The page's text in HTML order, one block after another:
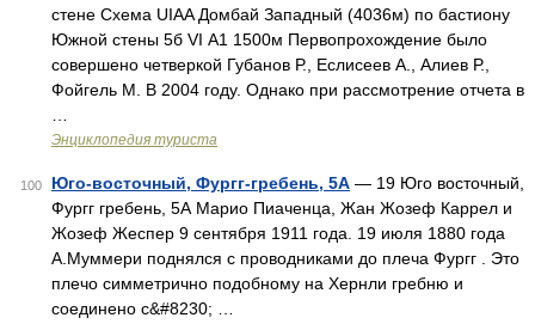
стене Схема UIAA Домбай Западный (4036м) по бастиону
Южной стены 5б VI А1 1500м Первопрохождение было
совершено четверкой Губанов Р., Еслисеев А., Алиев Р.,
Фойгель М. В 2004 году. Однако при рассмотрение отчета в
Энциклопедия туриста
100 Юго-восточный, Фургг-гребень, 5А — 19 Юго восточный,
Фургг гребень, 5А Марио Пиаченца, Жан Жозеф Каррел и
Жозеф Жеспер 9 сентября 1911 года. 19 июля 1880 года
А.Муммери поднялся с проводниками до плеча Фургг . Это
плечо симметрично подобному на Хeрнли гребню и
соединено с&#8230; …